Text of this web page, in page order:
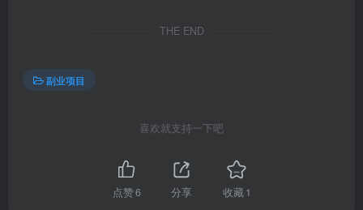
THE END
副业项目
喜欢就支持一下吧
点赞6 分享 收藏1